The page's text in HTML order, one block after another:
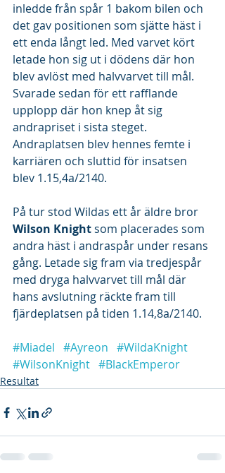
inledde från spår 1 bakom bilen och
det gav positionen som sjätte häst i
ett enda långt led. Med varvet kört
letade hon sig ut i dödens där hon
blev avlöst med halvvarvet till mål.
Svarade sedan för ett rafflande
upplopp där hon knep åt sig
andrapriset i sista steget.
Andraplatsen blev hennes femte i
karriären och sluttid för insatsen
blev 1.15,4a/2140.
På tur stod Wildas ett år äldre bror
Wilson Knight som placerades som
andra häst i andraspår under resans
gång. Letade sig fram via tredjespår
med dryga halvvarvet till mål där
hans avslutning räckte fram till
fjärdeplatsen på tiden 1.14,8a/2140.
#Miadel #Ayreon #WildaKnight
#WilsonKnight #BlackEmperor
Resultat